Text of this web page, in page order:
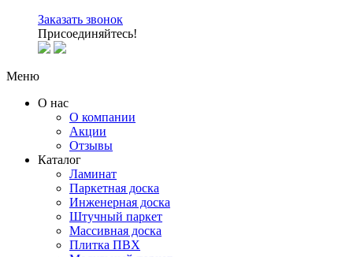
Заказать звонок
Присоединяйтесь!
Меню
О нас
О компании
Акции
Отзывы
Каталог
Ламинат
Паркетная доска
Инженерная доска
Штучный паркет
Массивная доска
Плитка ПВХ